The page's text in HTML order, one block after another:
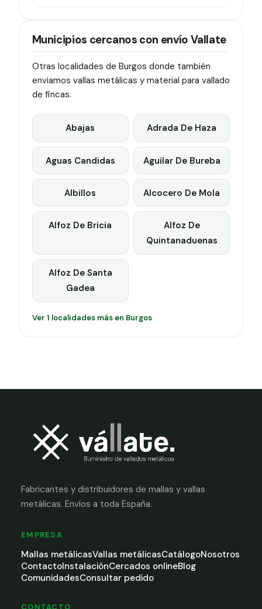
Municipios cercanos con envío Vallate
Otras localidades de Burgos donde también
enviamos vallas metálicas y material para vallado
de fincas.
Abajas Adrada De Haza
Aguas Candidas Aguilar De Bureba
Albillos Alcocero De Mola
Alfoz De Bricia
Alfoz De
Quintanaduenas
Alfoz De Santa
Gadea
Ver 1 localidades más en Burgos
Fabricantes y distribuidores de mallas y vallas
metálicas. Envíos a toda España.
EMPRESA
Mallas metálicasVallas metálicasCatálogoNosotros
ContactoInstalaciónCercados onlineBlog
ComunidadesConsultar pedido